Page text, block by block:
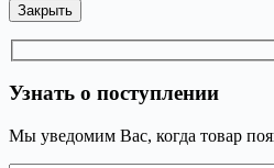
Закрыть
Узнать о поступлении
Мы уведомим Вас, когда товар